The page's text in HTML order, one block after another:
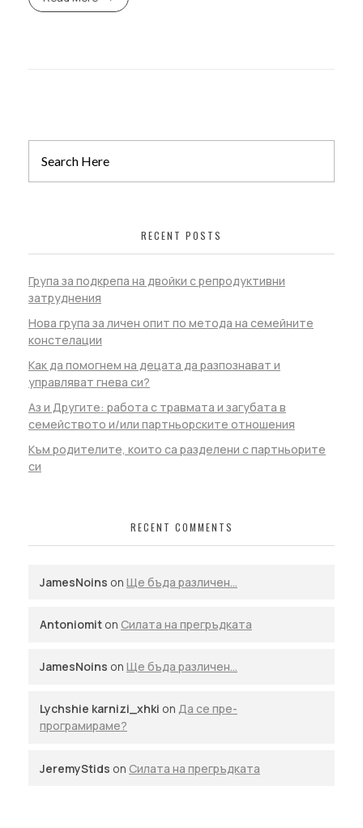
RECENT POSTS
Група за подкрепа на двойки с репродуктивни
затруднения
Нова група за личен опит по метода на семейните
констелации
Как да помогнем на децата да разпознават и
управляват гнева си?
Аз и Другите: работа с травмата и загубата в
семейството и/или партньорските отношения
Към родителите, които са разделени с партньорите
си
RECENT COMMENTS
JamesNoins on Ще бъда различен…
Antoniomit on Силата на прегръдката
JamesNoins on Ще бъда различен…
Lychshie karnizi_xhki on Да се пре-
програмираме?
JeremyStids on Силата на прегръдката